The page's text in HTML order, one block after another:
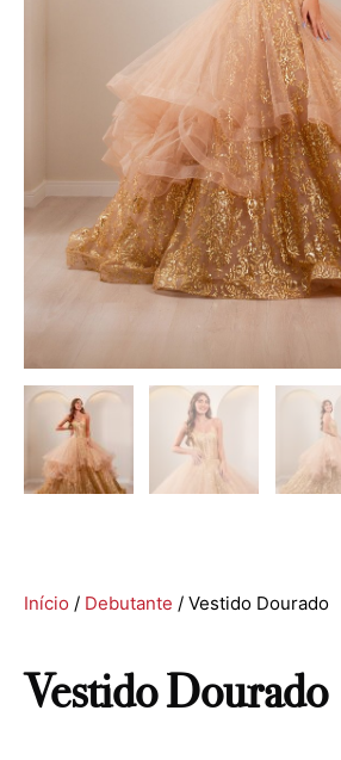
Início / Debutante / Vestido Dourado
Vestido Dourado